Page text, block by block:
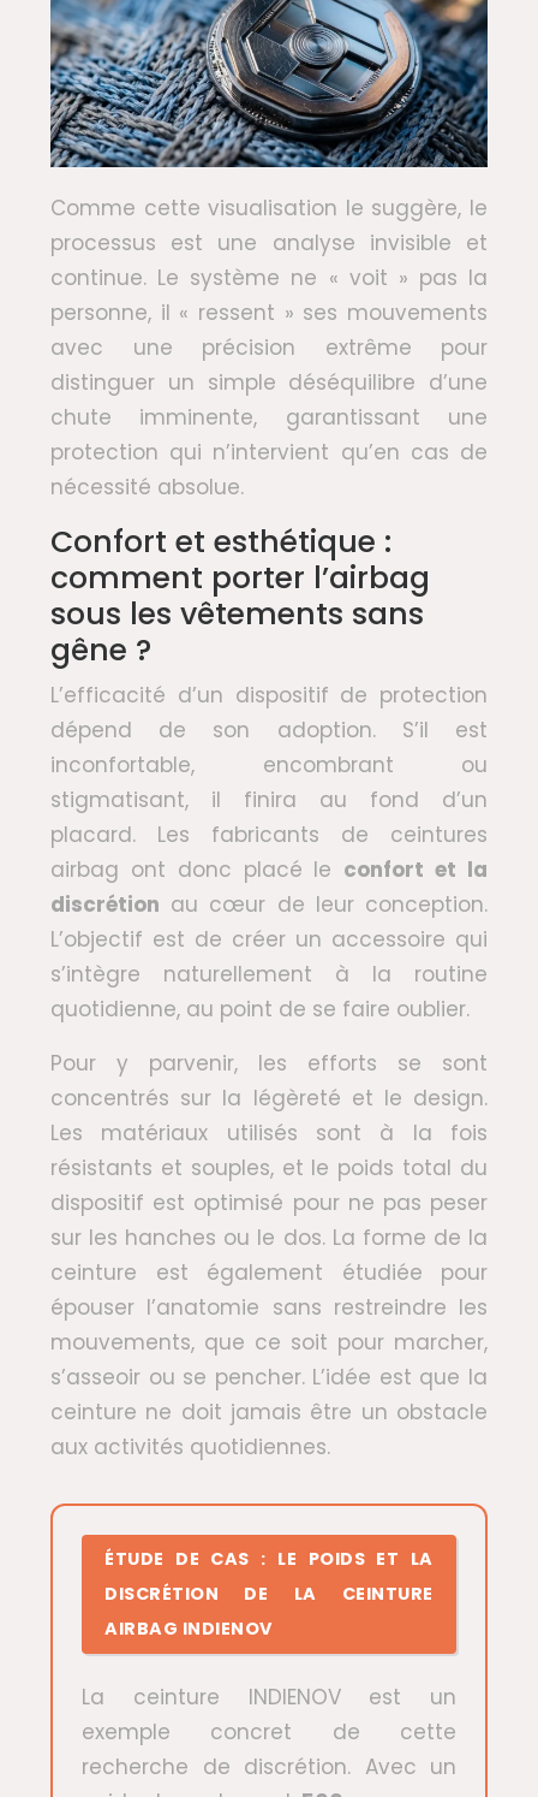
Comme cette visualisation le suggère, le
processus est une analyse invisible et
continue. Le système ne « voit » pas la
personne, il « ressent » ses mouvements
avec une précision extrême pour
distinguer un simple déséquilibre d’une
chute imminente, garantissant une
protection qui n’intervient qu’en cas de
nécessité absolue.
Confort et esthétique :
comment porter l’airbag
sous les vêtements sans
gêne ?
L’efficacité d’un dispositif de protection
dépend de son adoption. S’il est
inconfortable, encombrant ou
stigmatisant, il finira au fond d’un
placard. Les fabricants de ceintures
airbag ont donc placé le confort et la
discrétion au cœur de leur conception.
L’objectif est de créer un accessoire qui
s’intègre naturellement à la routine
quotidienne, au point de se faire oublier.
Pour y parvenir, les efforts se sont
concentrés sur la légèreté et le design.
Les matériaux utilisés sont à la fois
résistants et souples, et le poids total du
dispositif est optimisé pour ne pas peser
sur les hanches ou le dos. La forme de la
ceinture est également étudiée pour
épouser l’anatomie sans restreindre les
mouvements, que ce soit pour marcher,
s’asseoir ou se pencher. L’idée est que la
ceinture ne doit jamais être un obstacle
aux activités quotidiennes.
ÉTUDE DE CAS : LE POIDS ET LA
DISCRÉTION DE LA CEINTURE
AIRBAG INDIENOV
La ceinture INDIENOV est un
exemple concret de cette
recherche de discrétion. Avec un